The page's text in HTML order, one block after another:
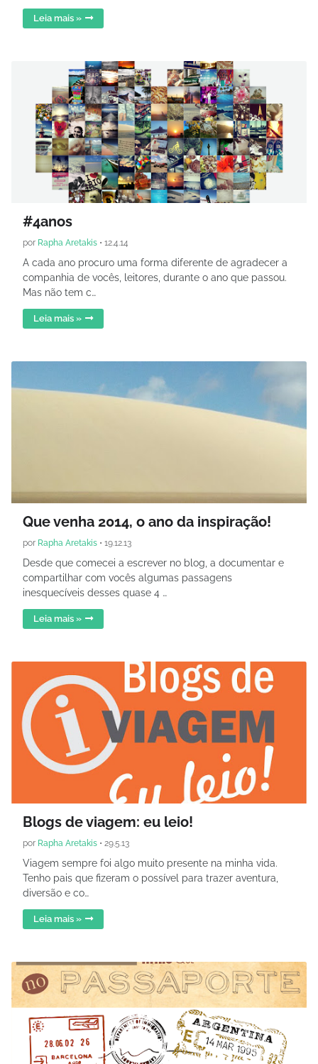
Leia mais »
#4anos
por Rapha Aretakis • 12.4.14
A cada ano procuro uma forma diferente de agradecer a
companhia de vocês, leitores, durante o ano que passou.
Mas não tem c…
Leia mais »
Que venha 2014, o ano da inspiração!
por Rapha Aretakis • 19.12.13
Desde que comecei a escrever no blog, a documentar e
compartilhar com vocês algumas passagens
inesquecíveis desses quase 4 …
Leia mais »
Blogs de viagem: eu leio!
por Rapha Aretakis • 29.5.13
Viagem sempre foi algo muito presente na minha vida.
Tenho pais que fizeram o possível para trazer aventura,
diversão e co…
Leia mais »